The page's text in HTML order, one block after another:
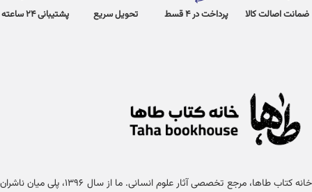
ضمانت اصالت کالا پرداخت در 4 قسط تحویل سریع پشتیبانی 24 ساعته
خانه کتاب طاها، مرجع تخصصی آثار علوم انسانی. ما از سال ۱۳۹۶، پلی میان ناشران